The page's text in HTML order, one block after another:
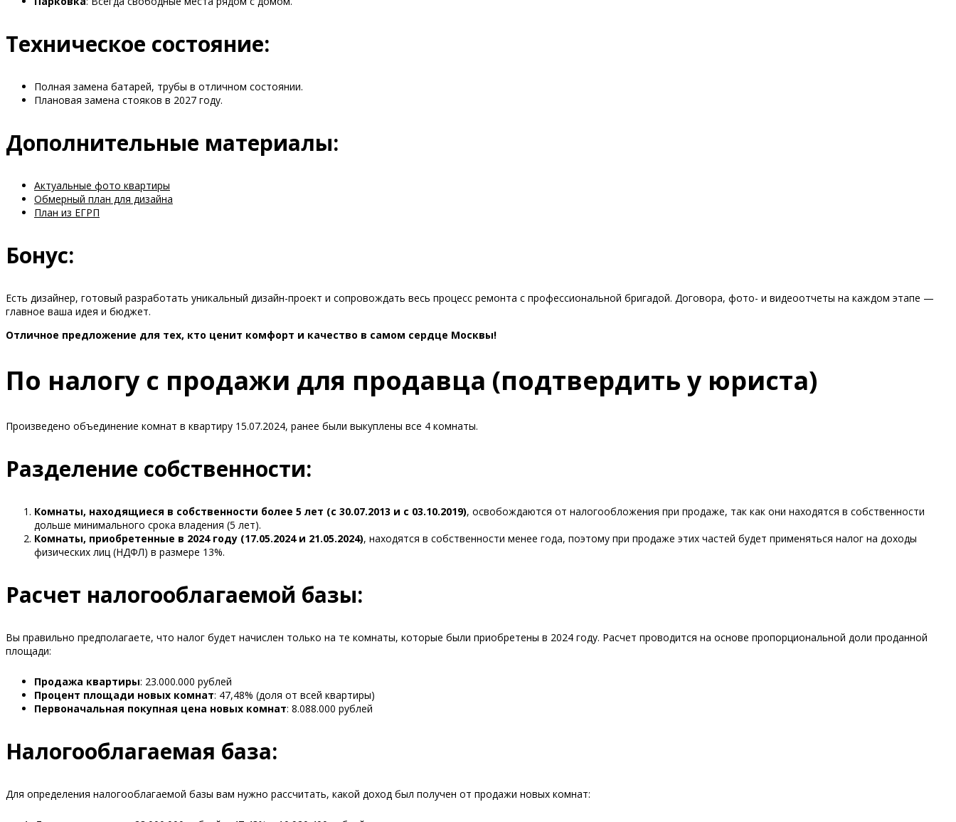
Техническое состояние:
Полная замена батарей, трубы в отличном состоянии.
Плановая замена стояков в 2027 году.
Дополнительные материалы:
Актуальные фото квартиры
Обмерный план для дизайна
План из ЕГРП
Бонус:
Есть дизайнер, готовый разработать уникальный дизайн-проект и сопровождать весь процесс ремонта с профессиональной бригадой. Договора, фото- и видеоотчеты на каждом этапе —
главное ваша идея и бюджет.
Отличное предложение для тех, кто ценит комфорт и качество в самом сердце Москвы!
По налогу с продажи для продавца (подтвердить у юриста)
Произведено объединение комнат в квартиру 15.07.2024, ранее были выкуплены все 4 комнаты.
Разделение собственности:
Комнаты, находящиеся в собственности более 5 лет (с 30.07.2013 и с 03.10.2019), освобождаются от налогообложения при продаже, так как они находятся в собственности
дольше минимального срока владения (5 лет).
Комнаты, приобретенные в 2024 году (17.05.2024 и 21.05.2024), находятся в собственности менее года, поэтому при продаже этих частей будет применяться налог на доходы
физических лиц (НДФЛ) в размере 13%.
Расчет налогооблагаемой базы:
Вы правильно предполагаете, что налог будет начислен только на те комнаты, которые были приобретены в 2024 году. Расчет проводится на основе пропорциональной доли проданной
площади:
Продажа квартиры: 23.000.000 рублей
Процент площади новых комнат: 47,48% (доля от всей квартиры)
Первоначальная покупная цена новых комнат: 8.088.000 рублей
Налогооблагаемая база:
Для определения налогооблагаемой базы вам нужно рассчитать, какой доход был получен от продажи новых комнат: